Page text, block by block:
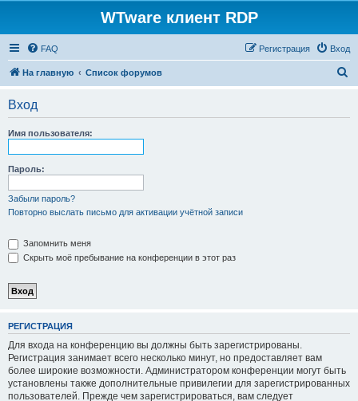
WTware клиент RDP
FAQ Вход
Регистрация
На главную Список форумов
Вход
Имя пользователя:
Пароль:
Забыли пароль?
Повторно выслать письмо для активации учётной записи
Запомнить меня
Скрыть моё пребывание на конференции в этот раз
РЕГИСТРАЦИЯ
Для входа на конференцию вы должны быть зарегистрированы.
Регистрация занимает всего несколько минут, но предоставляет вам
более широкие возможности. Администратором конференции могут быть
установлены также дополнительные привилегии для зарегистрированных
пользователей. Прежде чем зарегистрироваться, вам следует